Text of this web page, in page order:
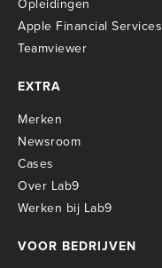
Opleidingen
Apple Financial Services
Teamviewer
EXTRA
Merken
Newsroom
Cases
Over Lab9
Werken bij Lab9
VOOR BEDRIJVEN